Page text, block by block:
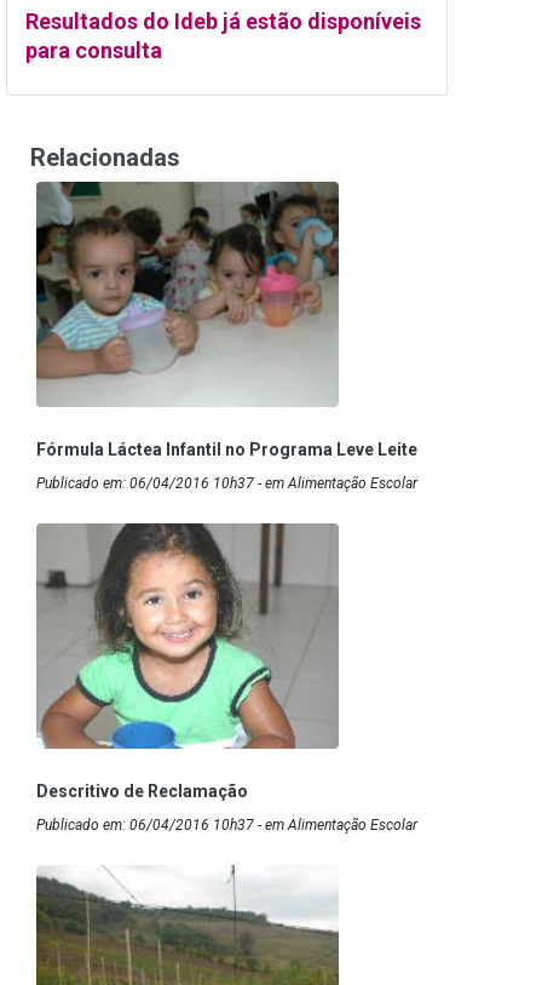
Resultados do Ideb já estão disponíveis
para consulta
Relacionadas
Fórmula Láctea Infantil no Programa Leve Leite
Publicado em: 06/04/2016 10h37 - em Alimentação Escolar
Descritivo de Reclamação
Publicado em: 06/04/2016 10h37 - em Alimentação Escolar